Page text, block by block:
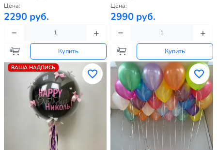
Цена:
2290 руб.
Купить
Цена:
2990 руб.
Купить
ВАША НАДПИСЬ